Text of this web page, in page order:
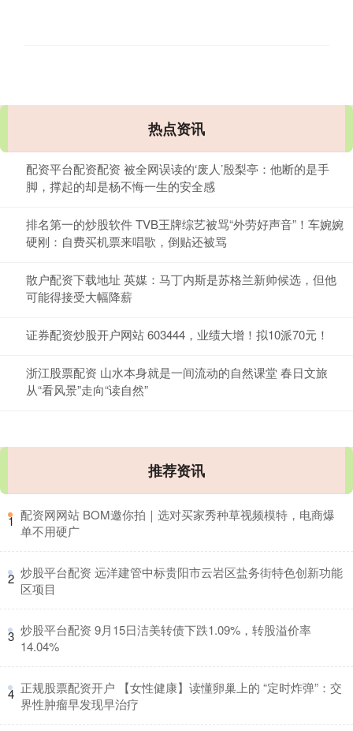
热点资讯
配资平台配资配资 被全网误读的‘废人’殷梨亭：他断的是手
脚，撑起的却是杨不悔一生的安全感
排名第一的炒股软件 TVB王牌综艺被骂“外劳好声音”！车婉婉
硬刚：自费买机票来唱歌，倒贴还被骂
散户配资下载地址 英媒：马丁内斯是苏格兰新帅候选，但他
可能得接受大幅降薪
证券配资炒股开户网站 603444，业绩大增！拟10派70元！
浙江股票配资 山水本身就是一间流动的自然课堂 春日文旅
从“看风景”走向“读自然”
推荐资讯
1 ​配资网网站 BOM邀你拍｜选对买家秀种草视频模特，电商爆
单不用硬广
2 ​炒股平台配资 远洋建管中标贵阳市云岩区盐务街特色创新功能
区项目
3 ​炒股平台配资 9月15日洁美转债下跌1.09%，转股溢价率
14.04%
4 ​正规股票配资开户 【女性健康】读懂卵巢上的 “定时炸弹”：交
界性肿瘤早发现早治疗